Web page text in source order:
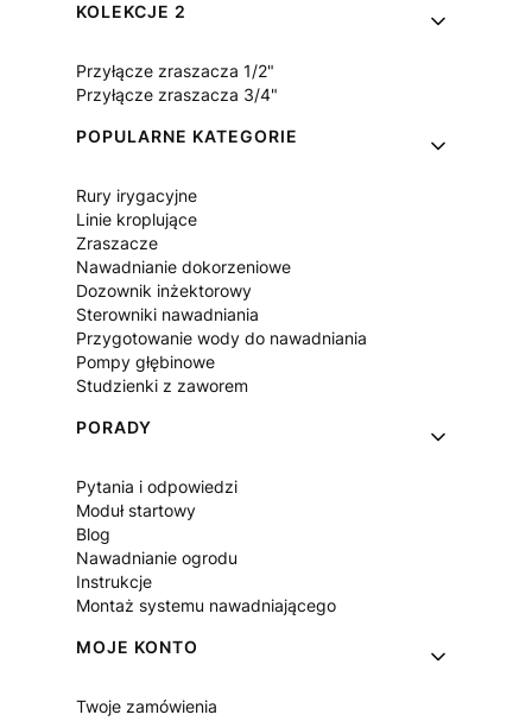
KOLEKCJE 2
Przyłącze zraszacza 1/2"
Przyłącze zraszacza 3/4"
POPULARNE KATEGORIE
Rury irygacyjne
Linie kroplujące
Zraszacze
Nawadnianie dokorzeniowe
Dozownik inżektorowy
Sterowniki nawadniania
Przygotowanie wody do nawadniania
Pompy głębinowe
Studzienki z zaworem
PORADY
Pytania i odpowiedzi
Moduł startowy
Blog
Nawadnianie ogrodu
Instrukcje
Montaż systemu nawadniającego
MOJE KONTO
Twoje zamówienia